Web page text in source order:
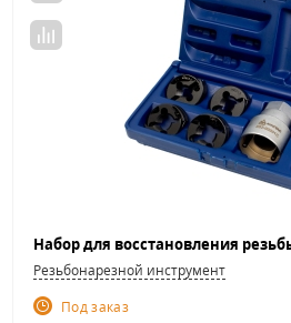
Резьбонарезной инструмент
Под заказ